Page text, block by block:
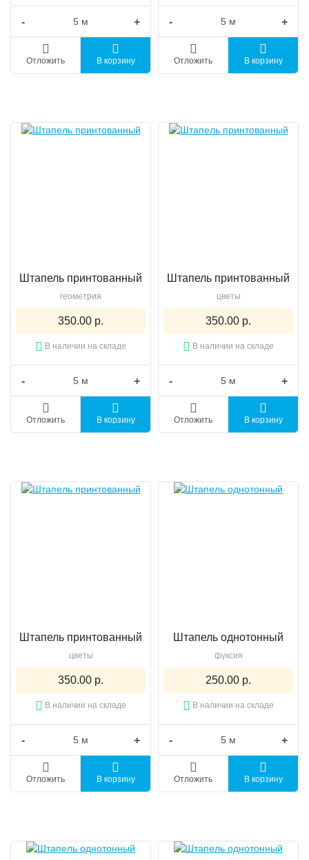
- +
Отложить В корзину
- +
Отложить В корзину
Штапель принтованный
геометрия
350.00 р.
В наличии на складе
- +
Отложить В корзину
Штапель принтованный
цветы
350.00 р.
В наличии на складе
- +
Отложить В корзину
Штапель принтованный
цветы
350.00 р.
В наличии на складе
- +
Отложить В корзину
Штапель однотонный
фуксия
250.00 р.
В наличии на складе
- +
Отложить В корзину